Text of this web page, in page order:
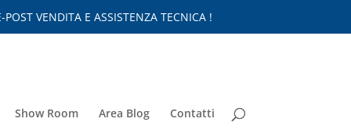
VENDITA E ASSISTENZA TECNICA !
Show Room Area Blog Contatti